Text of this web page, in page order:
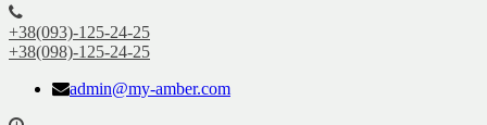
+38(093)-125-24-25
+38(098)-125-24-25
admin@my-amber.com